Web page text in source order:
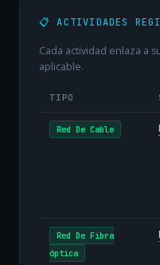
📋 ACTIVIDADES
Cada actividad enlaza a
aplicable.
TIPO
Red De Cable
Red De Fibra
óptica